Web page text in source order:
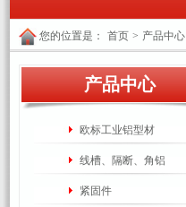
您的位置是： 首页 > 产品中心
产品中心
欧标工业铝型材
线槽、隔断、角铝
紧固件